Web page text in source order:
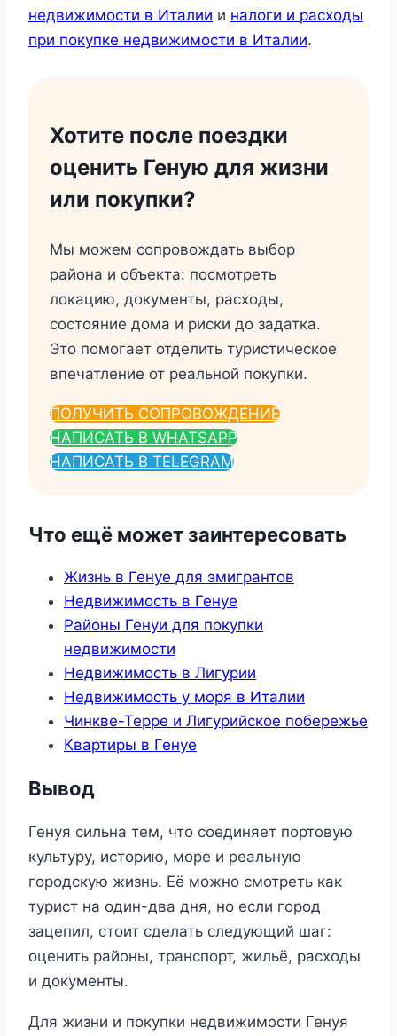
недвижимости в Италии и налоги и расходы
при покупке недвижимости в Италии.
Хотите после поездки
оценить Геную для жизни
или покупки?
Мы можем сопровождать выбор
района и объекта: посмотреть
локацию, документы, расходы,
состояние дома и риски до задатка.
Это помогает отделить туристическое
впечатление от реальной покупки.
ПОЛУЧИТЬ СОПРОВОЖДЕНИЕ
НАПИСАТЬ В WHATSAPP
НАПИСАТЬ В TELEGRAM
Что ещё может заинтересовать
Жизнь в Генуе для эмигрантов
Недвижимость в Генуе
Районы Генуи для покупки
недвижимости
Недвижимость в Лигурии
Недвижимость у моря в Италии
Чинкве-Терре и Лигурийское побережье
Квартиры в Генуе
Вывод
Генуя сильна тем, что соединяет портовую
культуру, историю, море и реальную
городскую жизнь. Её можно смотреть как
турист на один-два дня, но если город
зацепил, стоит сделать следующий шаг:
оценить районы, транспорт, жильё, расходы
и документы.
Для жизни и покупки недвижимости Генуя